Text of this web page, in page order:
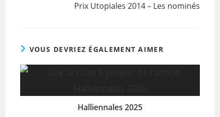
Prix Utopiales 2014 – Les nominés
VOUS DEVRIEZ ÉGALEMENT AIMER
Halliennales 2025